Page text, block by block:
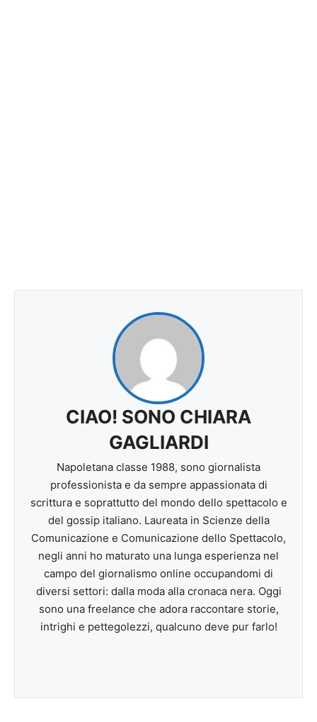
CIAO! SONO CHIARA
GAGLIARDI
Napoletana classe 1988, sono giornalista
professionista e da sempre appassionata di
scrittura e soprattutto del mondo dello spettacolo e
del gossip italiano. Laureata in Scienze della
Comunicazione e Comunicazione dello Spettacolo,
negli anni ho maturato una lunga esperienza nel
campo del giornalismo online occupandomi di
diversi settori: dalla moda alla cronaca nera. Oggi
sono una freelance che adora raccontare storie,
intrighi e pettegolezzi, qualcuno deve pur farlo!